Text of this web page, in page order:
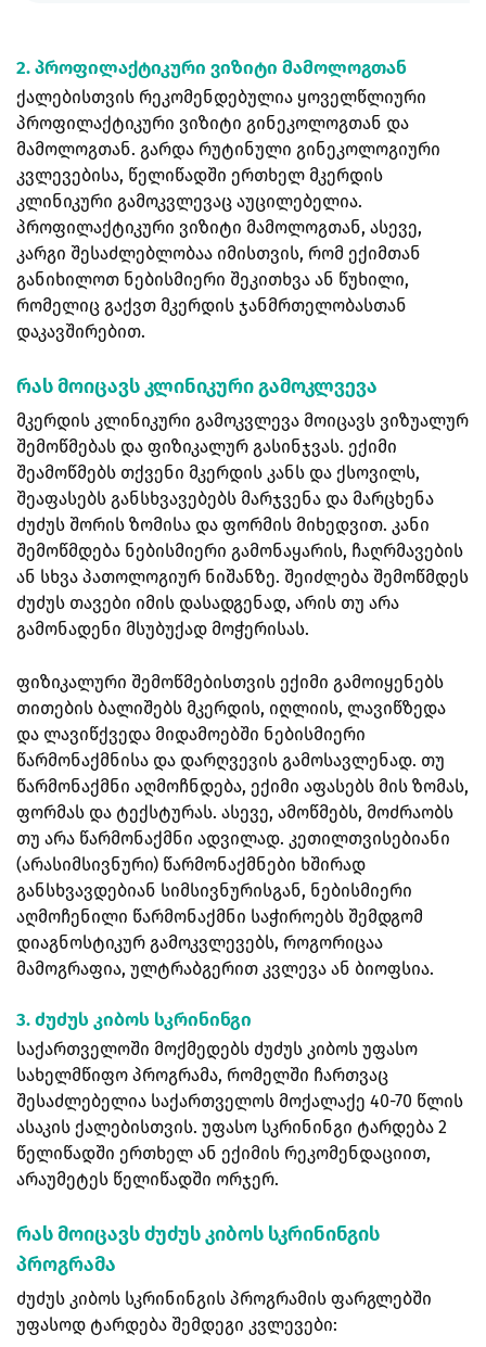
2. პროფილაქტიკური ვიზიტი მამოლოგთან
ქალებისთვის რეკომენდებულია ყოველწლიური
პროფილაქტიკური ვიზიტი გინეკოლოგთან და
მამოლოგთან. გარდა რუტინული გინეკოლოგიური
კვლევებისა, წელიწადში ერთხელ მკერდის
კლინიკური გამოკვლევაც აუცილებელია.
პროფილაქტიკური ვიზიტი მამოლოგთან, ასევე,
კარგი შესაძლებლობაა იმისთვის, რომ ექიმთან
განიხილოთ ნებისმიერი შეკითხვა ან წუხილი,
რომელიც გაქვთ მკერდის ჯანმრთელობასთან
დაკავშირებით.
რას მოიცავს კლინიკური გამოკლვევა
მკერდის კლინიკური გამოკვლევა მოიცავს ვიზუალურ
შემოწმებას და ფიზიკალურ გასინჯვას. ექიმი
შეამოწმებს თქვენი მკერდის კანს და ქსოვილს,
შეაფასებს განსხვავებებს მარჯვენა და მარცხენა
ძუძუს შორის ზომისა და ფორმის მიხედვით. კანი
შემოწმდება ნებისმიერი გამონაყარის, ჩაღრმავების
ან სხვა პათოლოგიურ ნიშანზე. შეიძლება შემოწმდეს
ძუძუს თავები იმის დასადგენად, არის თუ არა
გამონადენი მსუბუქად მოჭერისას.
ფიზიკალური შემოწმებისთვის ექიმი გამოიყენებს
თითების ბალიშებს მკერდის, იღლიის, ლავიწზედა
და ლავიწქვედა მიდამოებში ნებისმიერი
წარმონაქმნისა და დარღვევის გამოსავლენად. თუ
წარმონაქმნი აღმოჩნდება, ექიმი აფასებს მის ზომას,
ფორმას და ტექსტურას. ასევე, ამოწმებს, მოძრაობს
თუ არა წარმონაქმნი ადვილად. კეთილთვისებიანი
(არასიმსივნური) წარმონაქმნები ხშირად
განსხვავდებიან სიმსივნურისგან, ნებისმიერი
აღმოჩენილი წარმონაქმნი საჭიროებს შემდგომ
დიაგნოსტიკურ გამოკვლევებს, როგორიცაა
მამოგრაფია, ულტრაბგერით კვლევა ან ბიოფსია.
3. ძუძუს კიბოს სკრინინგი
საქართველოში მოქმედებს ძუძუს კიბოს უფასო
სახელმწიფო პროგრამა, რომელში ჩართვაც
შესაძლებელია საქართველოს მოქალაქე 40-70 წლის
ასაკის ქალებისთვის. უფასო სკრინინგი ტარდება 2
წელიწადში ერთხელ ან ექიმის რეკომენდაციით,
არაუმეტეს წელიწადში ორჯერ.
რას მოიცავს ძუძუს კიბოს სკრინინგის
პროგრამა
ძუძუს კიბოს სკრინინგის პროგრამის ფარგლებში
უფასოდ ტარდება შემდეგი კვლევები: